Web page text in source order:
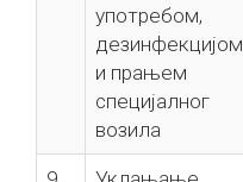
употребом,
дезинфекцијом
и прањем
специјалног
возила